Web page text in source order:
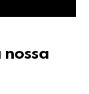
nossa